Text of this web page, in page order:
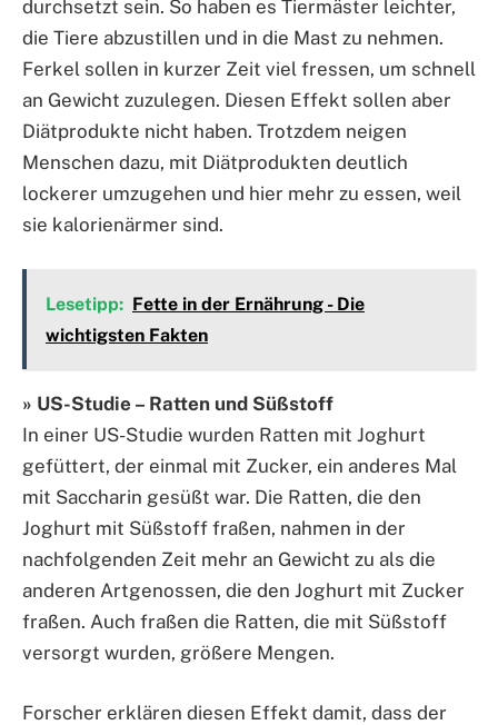
durchsetzt sein. So haben es Tiermäster leichter,
die Tiere abzustillen und in die Mast zu nehmen.
Ferkel sollen in kurzer Zeit viel fressen, um schnell
an Gewicht zuzulegen. Diesen Effekt sollen aber
Diätprodukte nicht haben. Trotzdem neigen
Menschen dazu, mit Diätprodukten deutlich
lockerer umzugehen und hier mehr zu essen, weil
sie kalorienärmer sind.
Lesetipp: Fette in der Ernährung - Die
wichtigsten Fakten
» US-Studie – Ratten und Süßstoff
In einer US-Studie wurden Ratten mit Joghurt
gefüttert, der einmal mit Zucker, ein anderes Mal
mit Saccharin gesüßt war. Die Ratten, die den
Joghurt mit Süßstoff fraßen, nahmen in der
nachfolgenden Zeit mehr an Gewicht zu als die
anderen Artgenossen, die den Joghurt mit Zucker
fraßen. Auch fraßen die Ratten, die mit Süßstoff
versorgt wurden, größere Mengen.
Forscher erklären diesen Effekt damit, dass der